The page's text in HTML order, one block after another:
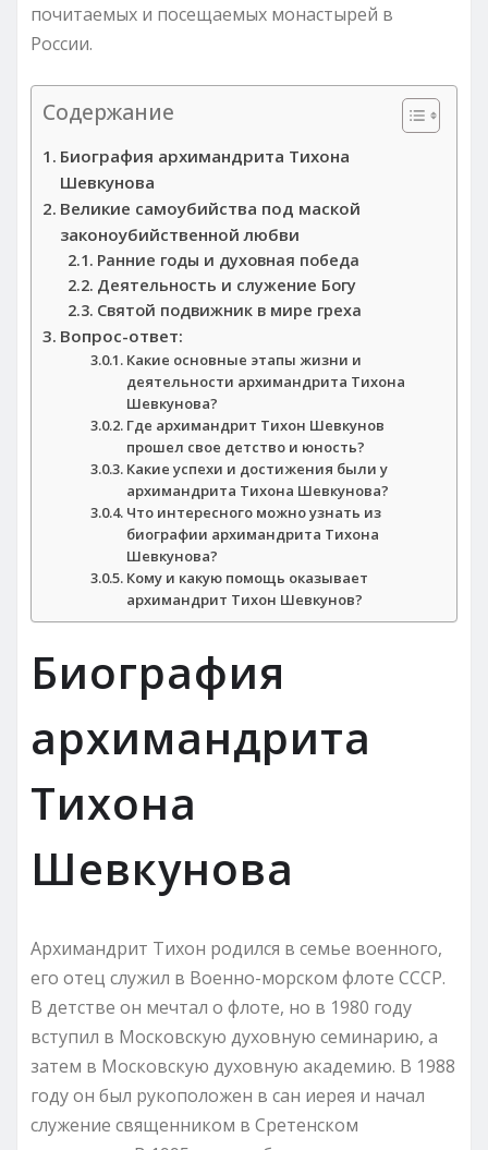
почитаемых и посещаемых монастырей в
России.
Содержание
Биография архимандрита Тихона
Шевкунова
Великие самоубийства под маской
законоубийственной любви
Ранние годы и духовная победа
Деятельность и служение Богу
Святой подвижник в мире греха
Вопрос-ответ:
Какие основные этапы жизни и
деятельности архимандрита Тихона
Шевкунова?
Где архимандрит Тихон Шевкунов
прошел свое детство и юность?
Какие успехи и достижения были у
архимандрита Тихона Шевкунова?
Что интересного можно узнать из
биографии архимандрита Тихона
Шевкунова?
Кому и какую помощь оказывает
архимандрит Тихон Шевкунов?
Биография
архимандрита
Тихона
Шевкунова
Архимандрит Тихон родился в семье военного,
его отец служил в Военно-морском флоте СССР.
В детстве он мечтал о флоте, но в 1980 году
вступил в Московскую духовную семинарию, а
затем в Московскую духовную академию. В 1988
году он был рукоположен в сан иерея и начал
служение священником в Сретенском